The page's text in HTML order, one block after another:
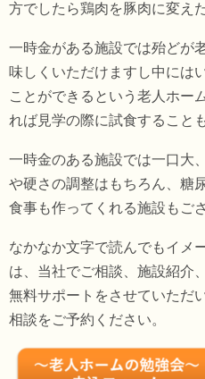
方でしたら鶏肉を豚肉に変え
一時金がある施設では殆どが
味しくいただけますし中には
ことができるという老人ホー
れば見学の際に試食すること
一時金のある施設では一口大
や硬さの調整はもちろん、糖
食事も作ってくれる施設もご
なかなか文字で読んでもイメ
は、当社でご相談、施設紹介
無料サポートをさせていただ
相談をご予約ください。